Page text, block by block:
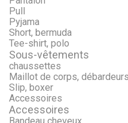
Pull
Pyjama
Short, bermuda
Tee-shirt, polo
Sous-vêtements
chaussettes
Maillot de corps, débardeurs
Slip, boxer
Accessoires
Accessoires
Bandeau cheveux